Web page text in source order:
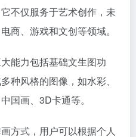
不仅服务于艺术创作，未
商、游戏和文创等领域。
能力包括基础文生图功
种风格的图像，如水彩、
国画、3D卡通等。
方式，用户可以根据个人